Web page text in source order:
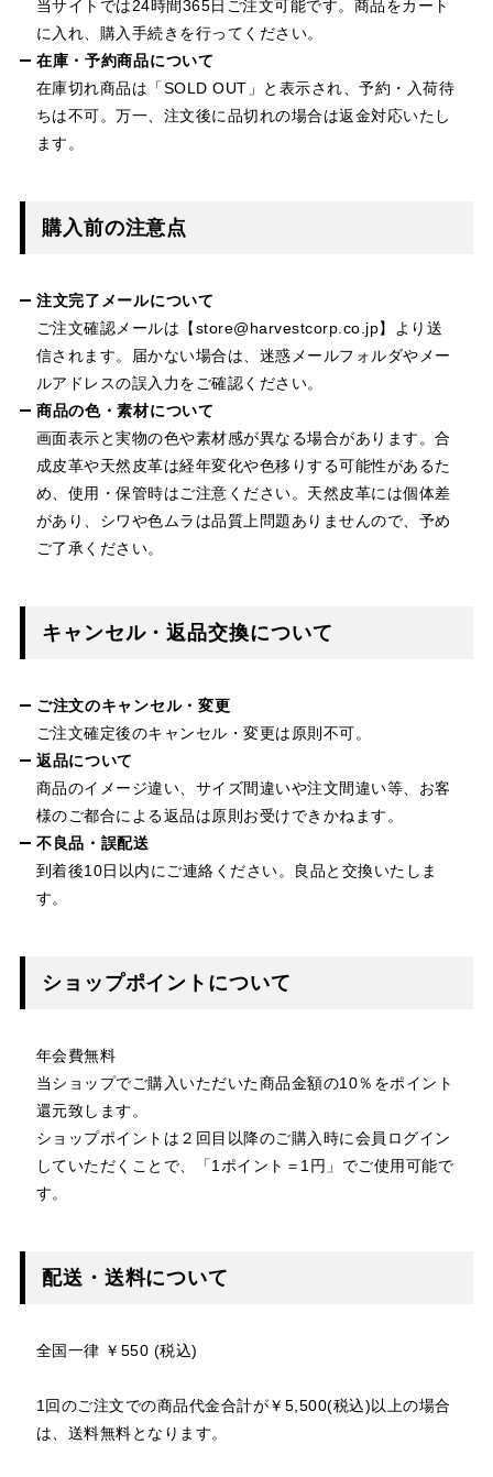
当サイトでは24時間365日ご注文可能です。商品をカート
に入れ、購入手続きを行ってください。
在庫・予約商品について
在庫切れ商品は「SOLD OUT」と表示され、予約・入荷待
ちは不可。万一、注文後に品切れの場合は返金対応いたし
ます。
購入前の注意点
注文完了メールについて
ご注文確認メールは【store@harvestcorp.co.jp】より送
信されます。届かない場合は、迷惑メールフォルダやメー
ルアドレスの誤入力をご確認ください。
商品の色・素材について
画面表示と実物の色や素材感が異なる場合があります。合
成皮革や天然皮革は経年変化や色移りする可能性があるた
め、使用・保管時はご注意ください。天然皮革には個体差
があり、シワや色ムラは品質上問題ありませんので、予め
ご了承ください。
キャンセル・返品交換について
ご注文のキャンセル・変更
ご注文確定後のキャンセル・変更は原則不可。
返品について
商品のイメージ違い、サイズ間違いや注文間違い等、お客
様のご都合による返品は原則お受けできかねます。
不良品・誤配送
到着後10日以内にご連絡ください。良品と交換いたしま
す。
ショップポイントについて
年会費無料
当ショップでご購入いただいた商品金額の10％をポイント
還元致します。
ショップポイントは２回目以降のご購入時に会員ログイン
していただくことで、「1ポイント＝1円」でご使用可能で
す。
配送・送料について
全国一律 ￥550 (税込)
1回のご注文での商品代金合計が￥5,500(税込)以上の場合
は、送料無料となります。